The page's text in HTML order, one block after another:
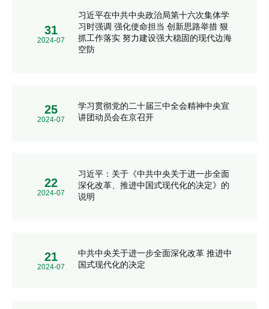
31
2024-07
习近平在中共中央政治局第十六次集体学
习时强调 强化使命担当 创新思路举措 狠
抓工作落实 努力建设强大稳固的现代边海
空防
25
2024-07
学习贯彻党的二十届三中全会精神中央宣
讲团动员会在京召开
22
2024-07
习近平：关于《中共中央关于进一步全面
深化改革、推进中国式现代化的决定》的
说明
21
2024-07
中共中央关于进一步全面深化改革 推进中
国式现代化的决定